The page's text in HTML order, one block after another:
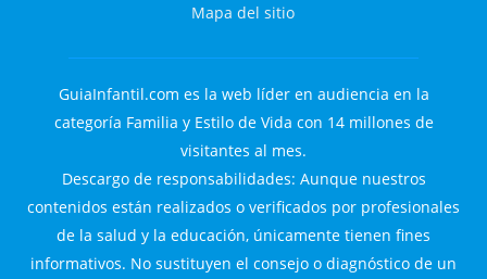
Mapa del sitio
GuiaInfantil.com es la web líder en audiencia en la
categoría Familia y Estilo de Vida con 14 millones de
visitantes al mes.
Descargo de responsabilidades: Aunque nuestros
contenidos están realizados o verificados por profesionales
de la salud y la educación, únicamente tienen fines
informativos. No sustituyen el consejo o diagnóstico de un